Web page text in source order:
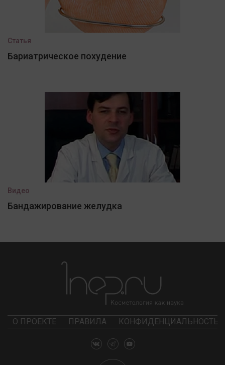
Статья
Бариатрическое похудение
Видео
Бандажирование желудка
О ПРОЕКТЕ ПРАВИЛА КОНФИДЕНЦИАЛЬНОСТЬ